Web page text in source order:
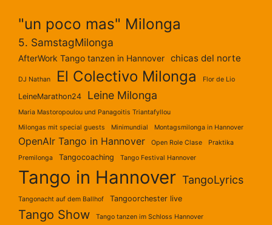
"un poco mas" Milonga
5. SamstagMilonga
AfterWork Tango tanzen in Hannover chicas del norte
DJ Nathan El Colectivo Milonga Flor de Lio
LeineMarathon24 Leine Milonga
Maria Mastoropoulou und Panagoitis Triantafyllou
Milongas mit special guests
Minimundial Montagsmilonga in Hannover
OpenAIr Tango in Hannover Open Role Clase
Praktika
Premilonga
Tangocoaching Tango Festival Hannover
Tango in Hannover TangoLyrics
Tangonacht auf dem Ballhof Tangoorchester live
Tango Show Tango tanzen im Schloss Hannover